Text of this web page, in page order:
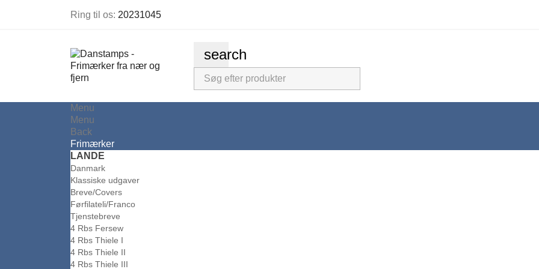
Ring til os: 20231045
search
Menu
Menu
Back
Frimærker
LANDE
Danmark
Klassiske udgaver
Breve/Covers
Førfilateli/Franco
Tjenstebreve
4 Rbs Fersew
4 Rbs Thiele I
4 Rbs Thiele II
4 Rbs Thiele III